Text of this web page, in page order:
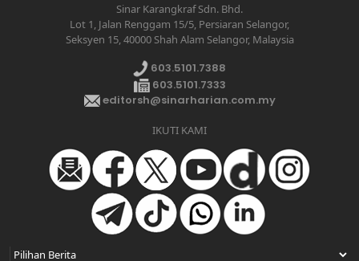
Sinar Karangkraf Sdn. Bhd.
Lot 1, Jalan Renggam 15/5, Persiaran Selangor,
Seksyen 15, 40000 Shah Alam Selangor, Malaysia
603.5101.7388
603.5101.7333
editorsh@sinarharian.com.my
IKUTI KAMI